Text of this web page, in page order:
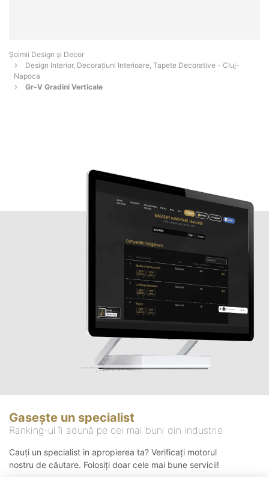
Șoimii Design și Decor
Design Interior, Decorațiuni Interioare, Tapete Decorative - Cluj-
Napoca
Gr-V Gradini Verticale
Gasește un specialist
Ranking-ul îi adună pe cei mai buni din industrie
Cauți un specialist in apropierea ta? Verificați motorul
nostru de căutare. Folosiți doar cele mai bune servicii!